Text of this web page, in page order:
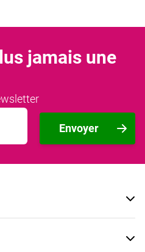
jamais une
Envoyer